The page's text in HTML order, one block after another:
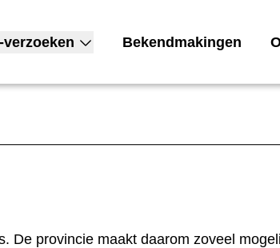
submenu voor Woo-verzoeken
verzoeken Bekendmakingen
De provincie maakt daarom zoveel